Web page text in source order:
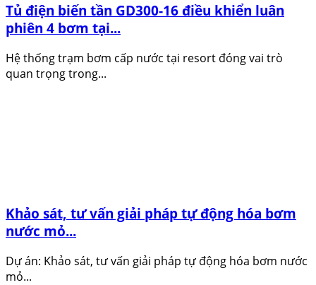
Tủ điện biến tần GD300-16 điều khiển luân
phiên 4 bơm tại...
Hệ thống trạm bơm cấp nước tại resort đóng vai trò
quan trọng trong...
Khảo sát, tư vấn giải pháp tự động hóa bơm
nước mỏ...
Dự án: Khảo sát, tư vấn giải pháp tự động hóa bơm nước
mỏ...